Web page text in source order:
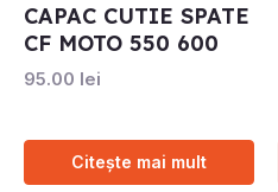
CAPAC CUTIE SPATE
CF MOTO 550 600
95.00 lei
Citește mai mult